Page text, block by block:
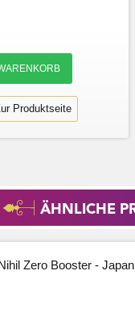
Produktseite
ÄHNLICHE
Zero Booster -